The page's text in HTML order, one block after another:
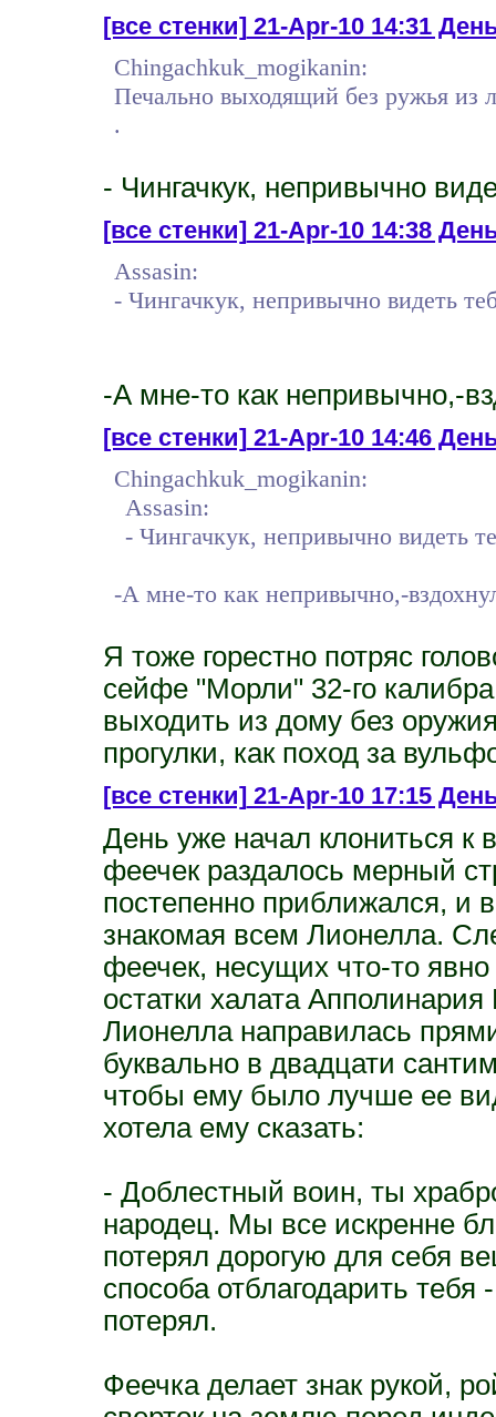
[все стенки]21-Apr-10 14:31
Chingachkuk_mogikanin:
Печально выходящий без ружья из
.
- Чингачкук, непривычно
[все стенки]21-Apr-10 14:38
Assasin:
- Чингачкук, непривычно видеть
-А мне-то как непривычно,-
[все стенки]21-Apr-10 14:46
Chingachkuk_mogikanin:
Assasin:
- Чингачкук, непривычно видеть
-А мне-то как непривычно,-
Я тоже горестно потряс
сейфе "Морли" 32-го
выходить из дому без
прогулки, как поход за
[все стенки]21-Apr-10 17:15
День уже начал клониться к
феечек раздалось мерный
постепенно приближался, и
знакомая всем Лионелла.
феечек, несущих что-то
остатки халата
Лионелла направилась
буквально в двадцати
чтобы ему было лучше ее
хотела ему сказать:
- Доблестный воин, ты
народец. Мы все искренне
потерял дорогую для себя
способа отблагодарить тебя
потерял.
Феечка делает знак рукой,